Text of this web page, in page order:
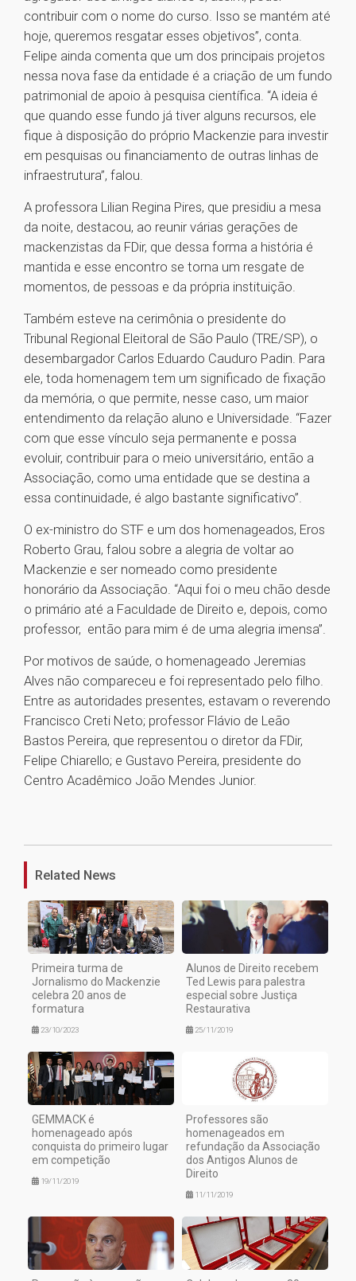
contribuir com o nome do curso. Isso se mantém até
hoje, queremos resgatar esses objetivos”, conta.
Felipe ainda comenta que um dos principais projetos
nessa nova fase da entidade é a criação de um fundo
patrimonial de apoio à pesquisa científica. “A ideia é
que quando esse fundo já tiver alguns recursos, ele
fique à disposição do próprio Mackenzie para investir
em pesquisas ou financiamento de outras linhas de
infraestrutura”, falou.
A professora Lilian Regina Pires, que presidiu a mesa
da noite, destacou, ao reunir várias gerações de
mackenzistas da FDir, que dessa forma a história é
mantida e esse encontro se torna um resgate de
momentos, de pessoas e da própria instituição.
Também esteve na cerimônia o presidente do
Tribunal Regional Eleitoral de São Paulo (TRE/SP), o
desembargador Carlos Eduardo Cauduro Padin. Para
ele, toda homenagem tem um significado de fixação
da memória, o que permite, nesse caso, um maior
entendimento da relação aluno e Universidade. “Fazer
com que esse vínculo seja permanente e possa
evoluir, contribuir para o meio universitário, então a
Associação, como uma entidade que se destina a
essa continuidade, é algo bastante significativo”.
O ex-ministro do STF e um dos homenageados, Eros
Roberto Grau, falou sobre a alegria de voltar ao
Mackenzie e ser nomeado como presidente
honorário da Associação. “Aqui foi o meu chão desde
o primário até a Faculdade de Direito e, depois, como
professor, então para mim é de uma alegria imensa”.
Por motivos de saúde, o homenageado Jeremias
Alves não compareceu e foi representado pelo filho.
Entre as autoridades presentes, estavam o reverendo
Francisco Creti Neto; professor Flávio de Leão
Bastos Pereira, que representou o diretor da FDir,
Felipe Chiarello; e Gustavo Pereira, presidente do
Centro Acadêmico João Mendes Junior.
Related News
Primeira turma de
Jornalismo do Mackenzie
celebra 20 anos de
formatura
23/10/2023
Alunos de Direito recebem
Ted Lewis para palestra
especial sobre Justiça
Restaurativa
25/11/2019
GEMMACK é
homenageado após
conquista do primeiro lugar
em competição
19/11/2019
Professores são
homenageados em
refundação da Associação
dos Antigos Alunos de
Direito
11/11/2019